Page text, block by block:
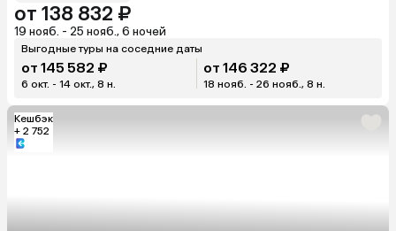
от 138 832 ₽
19 нояб. - 25 нояб., 6 ночей
Выгодные туры на соседние даты
от 145 582 ₽
6 окт. - 14 окт., 8 н.
от 146 322 ₽
18 нояб. - 26 нояб., 8 н.
Кешбэк
+ 2 752